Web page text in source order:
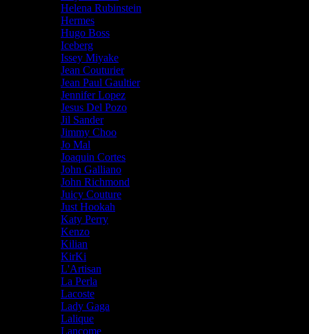
Helena Rubinstein
Hermes
Hugo Boss
Iceberg
Issey Miyake
Jean Couturier
Jean Paul Gaultier
Jennifer Lopez
Jesus Del Pozo
Jil Sander
Jimmy Choo
Jo Mal
Joaquin Cortes
John Galliano
John Richmond
Juicy Couture
Just Hookah
Katy Perry
Kenzo
Kilian
KirKi
L'Artisan
La Perla
Lacoste
Lady Gaga
Lalique
Lancome